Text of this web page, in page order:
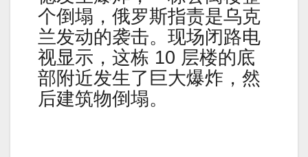
个倒塌，俄罗斯指责是乌克
兰发动的袭击。现场闭路电
视显示，这栋 10 层楼的底
部附近发生了巨大爆炸，然
后建筑物倒塌。